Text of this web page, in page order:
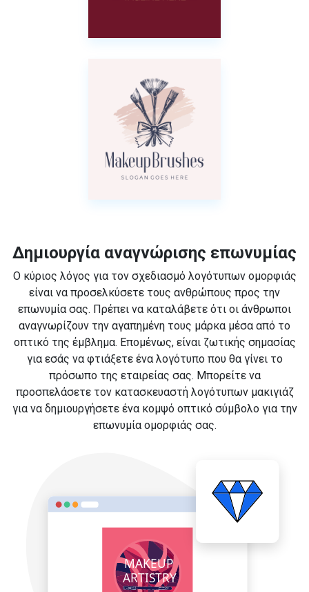
Δημιουργία αναγνώρισης επωνυμίας
Ο κύριος λόγος για τον σχεδιασμό λογότυπων ομορφιάς
είναι να προσελκύσετε τους ανθρώπους προς την
επωνυμία σας. Πρέπει να καταλάβετε ότι οι άνθρωποι
αναγνωρίζουν την αγαπημένη τους μάρκα μέσα από το
οπτικό της έμβλημα. Επομένως, είναι ζωτικής σημασίας
για εσάς να φτιάξετε ένα λογότυπο που θα γίνει το
πρόσωπο της εταιρείας σας. Μπορείτε να
προσπελάσετε τον κατασκευαστή λογότυπων μακιγιάζ
για να δημιουργήσετε ένα κομψό οπτικό σύμβολο για την
επωνυμία ομορφιάς σας.